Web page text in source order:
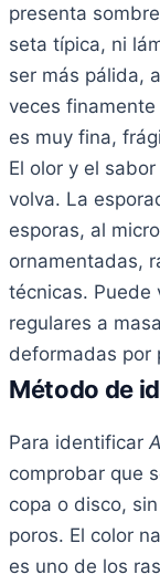
presenta
seta típica, ni
ser más pálida,
veces
es muy fina,
El olor y el
volva. La
esporas, al
ornamentadas,
técnicas. Puede
regulares a
deformadas por
Método de
Para identificar
comprobar que
copa o disco,
poros. El color
es uno de los